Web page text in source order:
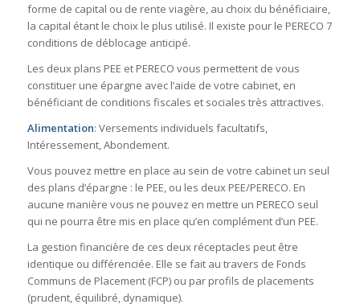
forme de capital ou de rente viagère, au choix du bénéficiaire,
la capital étant le choix le plus utilisé. Il existe pour le PERECO 7
conditions de déblocage anticipé.
Les deux plans PEE et PERECO vous permettent de vous
constituer une épargne avec l’aide de votre cabinet, en
bénéficiant de conditions fiscales et sociales très attractives.
Alimentation: Versements individuels facultatifs,
Intéressement, Abondement.
Vous pouvez mettre en place au sein de votre cabinet un seul
des plans d’épargne : le PEE, ou les deux PEE/PERECO. En
aucune manière vous ne pouvez en mettre un PERECO seul
qui ne pourra être mis en place qu’en complément d’un PEE.
La gestion financière de ces deux réceptacles peut être
identique ou différenciée. Elle se fait au travers de Fonds
Communs de Placement (FCP) ou par profils de placements
(prudent, équilibré, dynamique).